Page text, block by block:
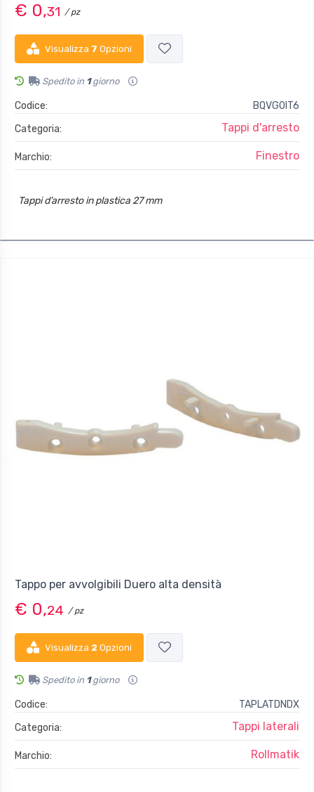
€ 0,31 / pz
Visualizza 7 Opzioni
Spedito in 1giorno
Codice:
BQVG0IT6
Categoria:
Tappi d'arresto
Marchio: Finestro
Tappi d’arresto in plastica 27 mm
Tappo per avvolgibili Duero alta densità
€ 0,24 / pz
Visualizza 2 Opzioni
Spedito in 1giorno
Codice:
TAPLATDNDX
Categoria:
Tappi laterali
Marchio: Rollmatik